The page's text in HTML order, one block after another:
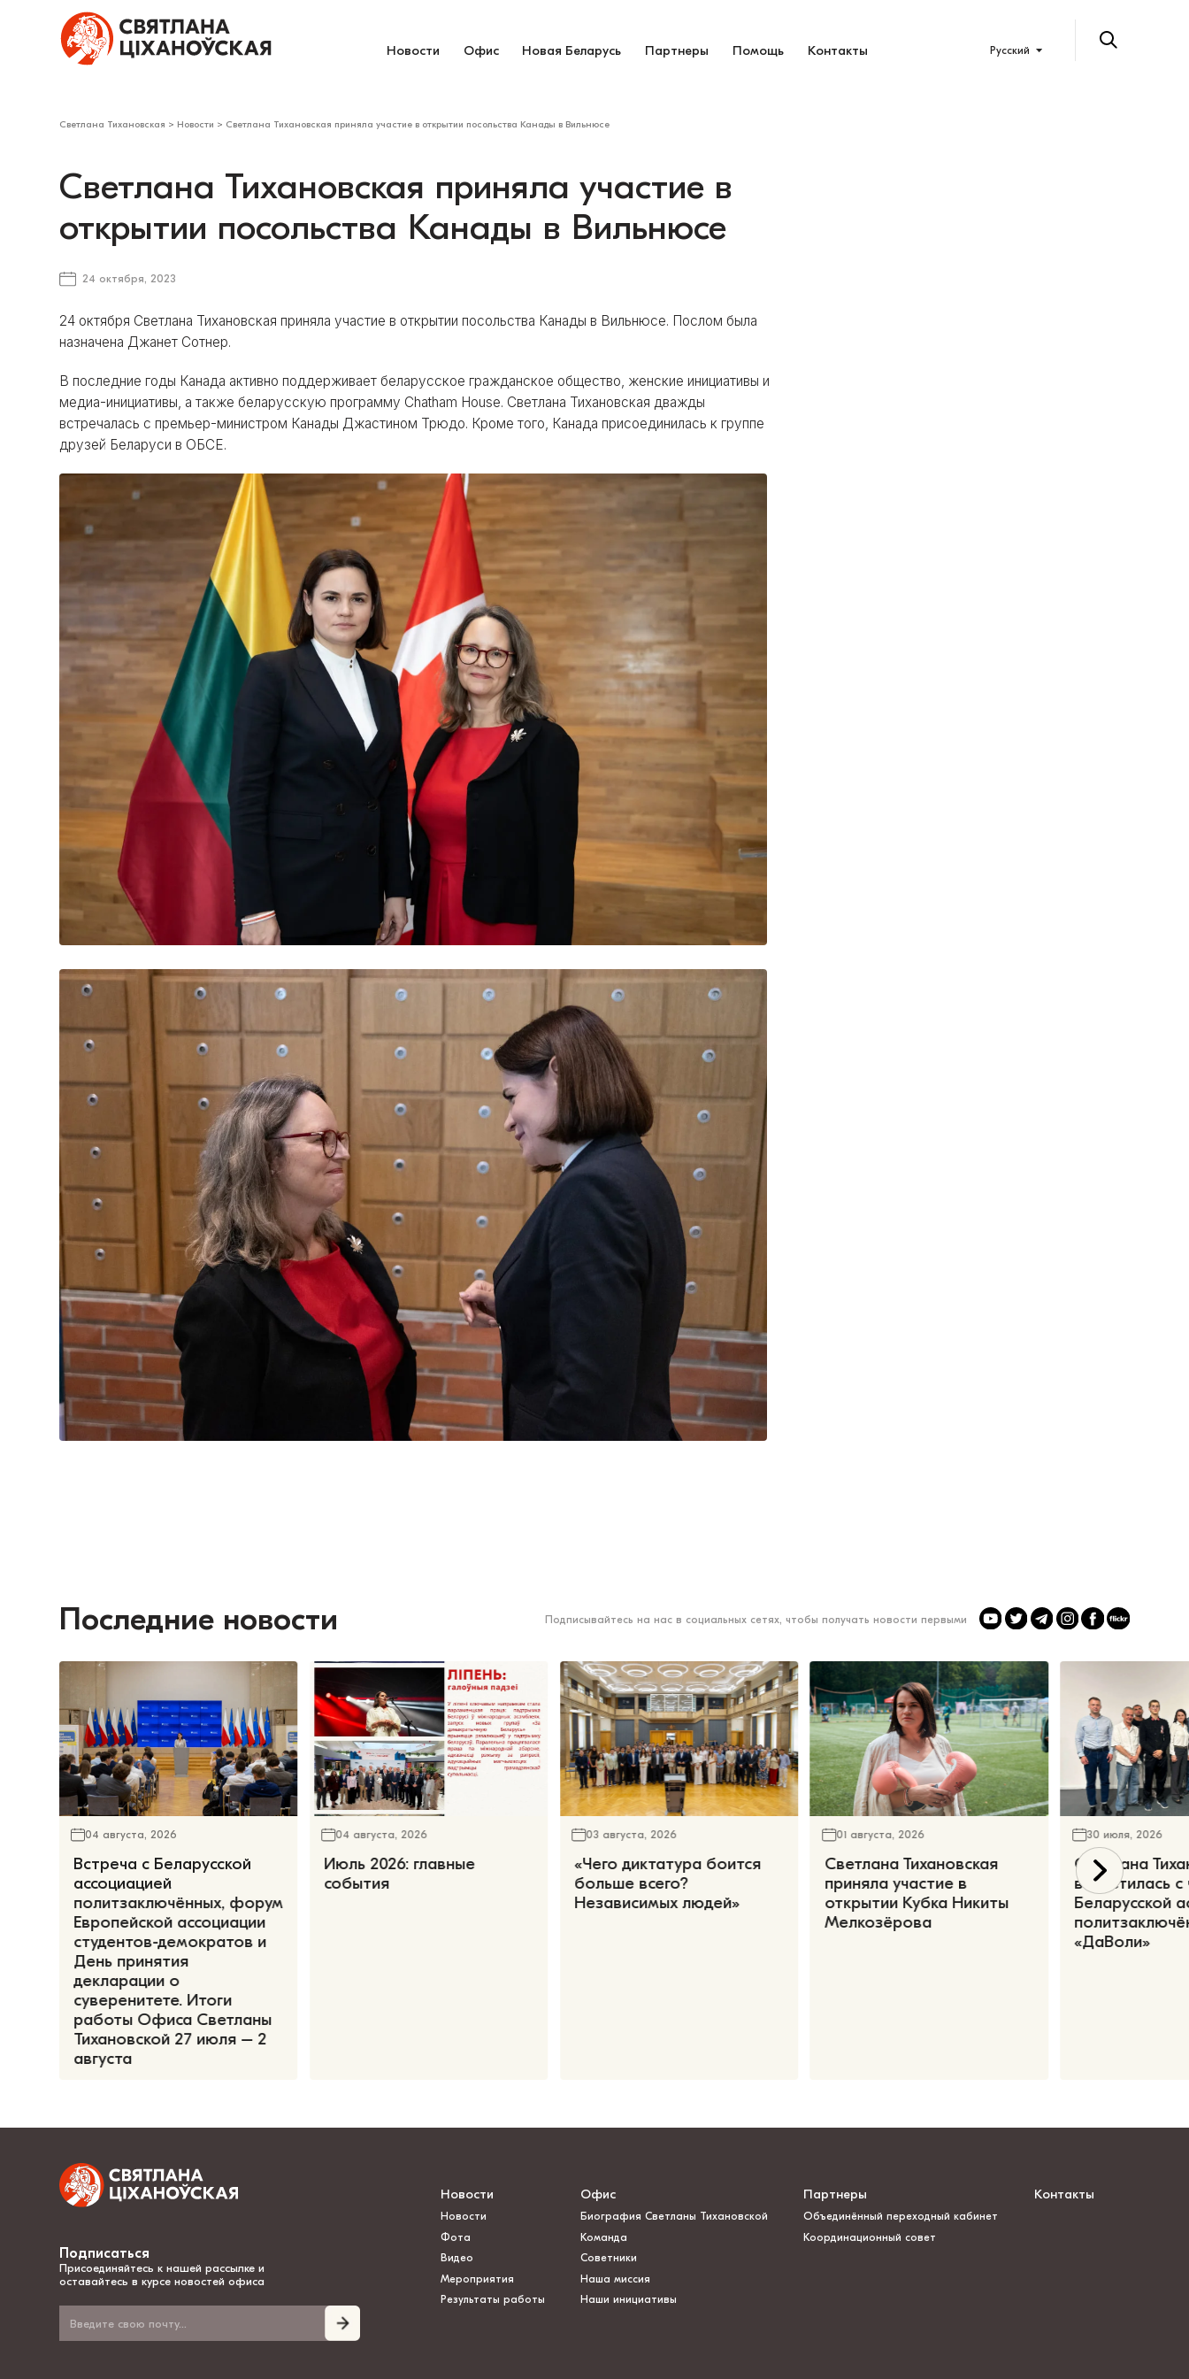
Новости Офис Новая Беларусь Партнеры Помощь Контакты Русский
Светлана Тихановская > Новости > Светлана Тихановская приняла участие в открытии посольства Канады в Вильнюсе
Светлана Тихановская приняла участие в
открытии посольства Канады в Вильнюсе
24 октября, 2023
24 октября Светлана Тихановская приняла участие в открытии посольства Канады в Вильнюсе. Послом была
назначена Джанет Сотнер.
В последние годы Канада активно поддерживает беларусское гражданское общество, женские инициативы и
медиа-инициативы, а также беларусскую программу Chatham House. Светлана Тихановская дважды
встречалась с премьер-министром Канады Джастином Трюдо. Кроме того, Канада присоединилась к группе
друзей Беларуси в ОБСЕ.
Последние новости Подписывайтесь на нас в социальных сетях, чтобы получать новости первыми
04 августа, 2026
Встреча с Беларусской
ассоциацией
политзаключённых, форум
Европейской ассоциации
студентов-демократов и
День принятия
декларации о
суверенитете. Итоги
работы Офиса Светланы
Тихановской 27 июля – 2
августа
04 августа, 2026
Июль 2026: главные
события
03 августа, 2026
«Чего диктатура боится
больше всего?
Независимых людей»
01 августа, 2026
Светлана Тихановская
приняла участие в
открытии Кубка Никиты
Мелкозёрова
30 июля, 2026
Светлана
встретилась
Беларусской
«ДаВоли»
Подписаться
Присоединяйтесь к нашей рассылке и
оставайтесь в курсе новостей офиса
Новости
Новости
Фота
Видео
Мероприятия
Результаты работы
Офис
Биография Светланы Тихановской
Команда
Советники
Наша миссия
Наши инициативы
Партнеры
Объединённый переходный кабинет
Координационный совет
Контакты